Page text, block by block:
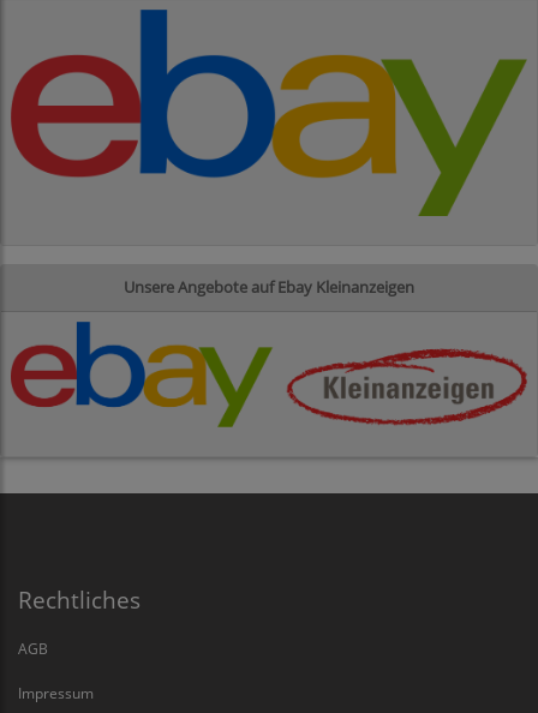
Unsere Angebote auf Ebay Kleinanzeigen
Rechtliches
AGB
Impressum